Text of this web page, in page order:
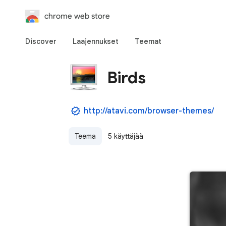
chrome web store
Discover Laajennukset Teemat
Birds
http://atavi.com/browser-themes/
Teema 5 käyttäjää